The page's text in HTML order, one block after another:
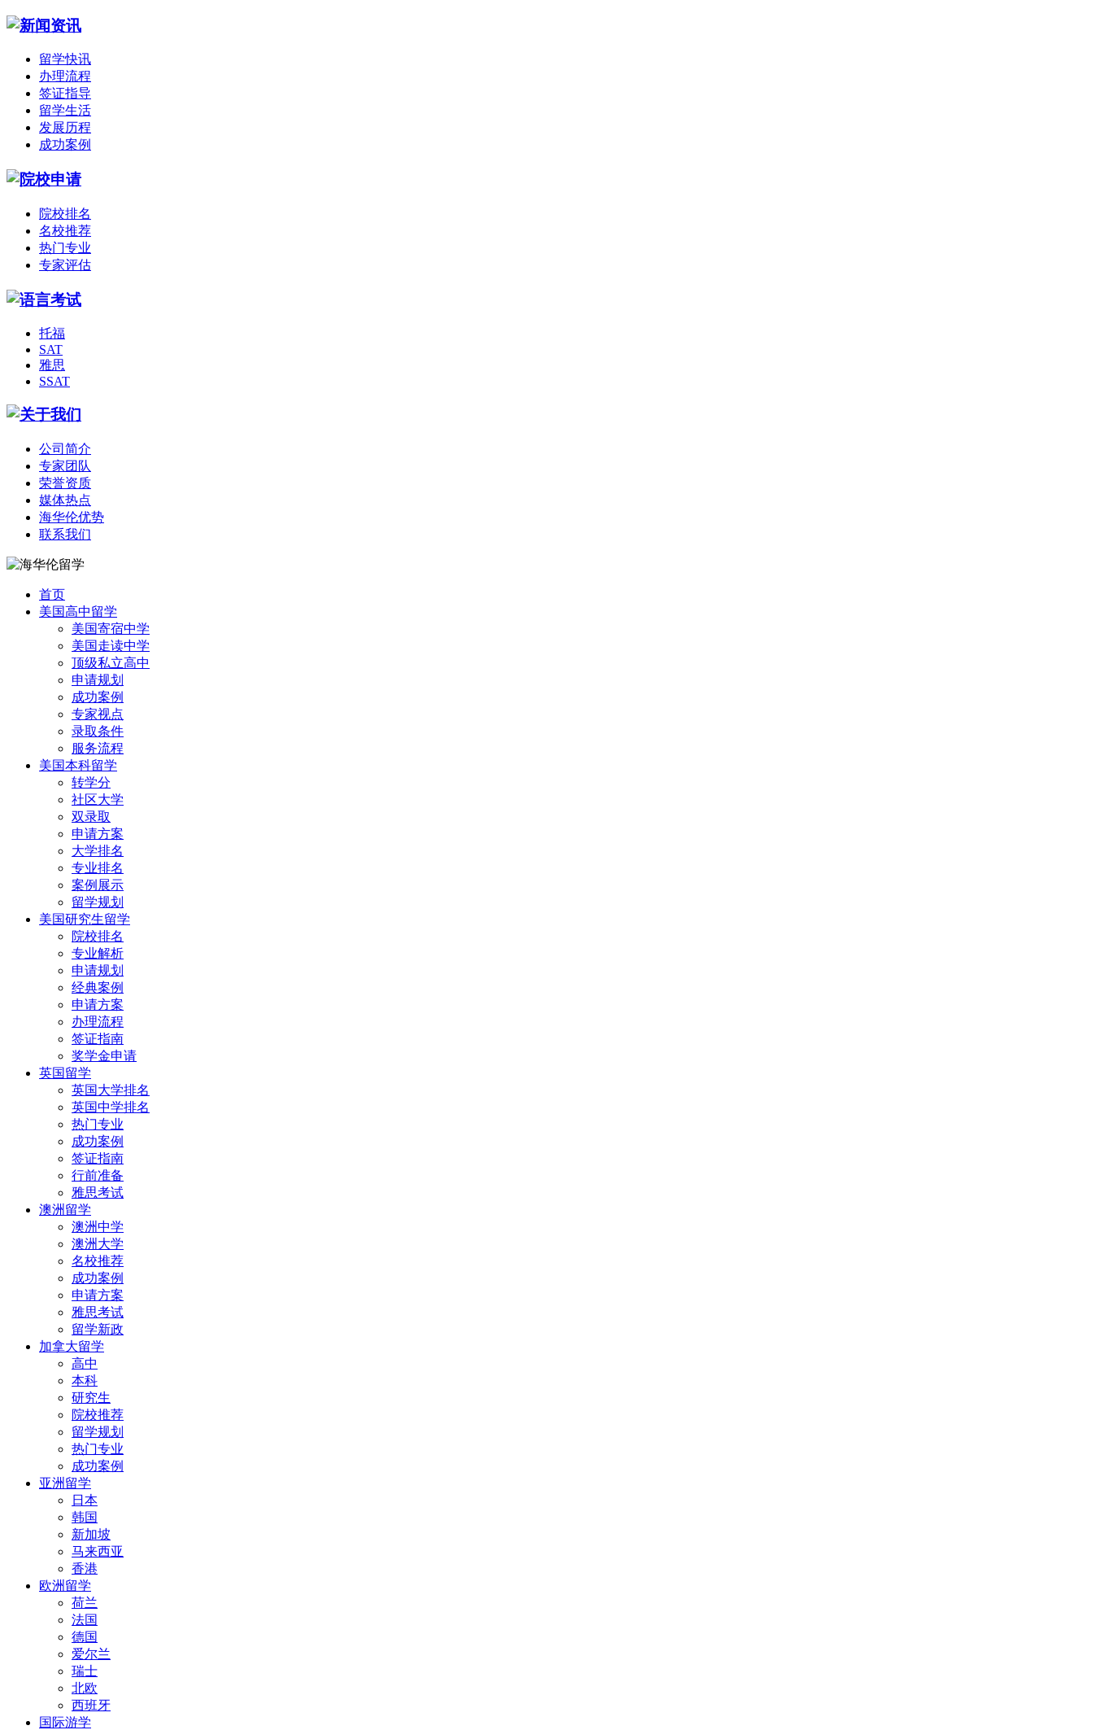
留学快讯
办理流程
签证指导
留学生活
发展历程
成功案例
院校排名
名校推荐
热门专业
专家评估
托福
SAT
雅思
SSAT
公司简介
专家团队
荣誉资质
媒体热点
海华伦优势
联系我们
首页
美国高中留学
美国寄宿中学
美国走读中学
顶级私立高中
申请规划
成功案例
专家视点
录取条件
服务流程
美国本科留学
转学分
社区大学
双录取
申请方案
大学排名
专业排名
案例展示
留学规划
美国研究生留学
院校排名
专业解析
申请规划
经典案例
申请方案
办理流程
签证指南
奖学金申请
英国留学
英国大学排名
英国中学排名
热门专业
成功案例
签证指南
行前准备
雅思考试
澳洲留学
澳洲中学
澳洲大学
名校推荐
成功案例
申请方案
雅思考试
留学新政
加拿大留学
高中
本科
研究生
院校推荐
留学规划
热门专业
成功案例
亚洲留学
日本
韩国
新加坡
马来西亚
香港
欧洲留学
荷兰
法国
德国
爱尔兰
瑞士
北欧
西班牙
国际游学